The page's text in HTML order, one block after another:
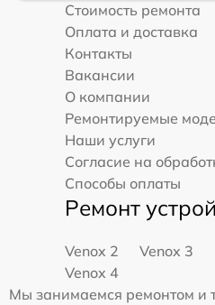
Стоимость ремонта
Оплата и доставка
Контакты
Вакансии
О компании
Ремонтируемые
Наши услуги
Согласие на
Способы оплаты
Ремонт
Venox 2
Venox 3
Venox 4
Мы занимаемся ремонтом и